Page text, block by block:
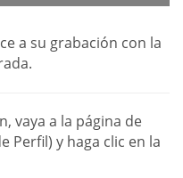
a su grabación con la
vaya a la página de
Perfil) y haga clic en la